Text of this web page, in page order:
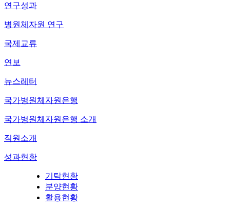
연구성과
병원체자원 연구
국제교류
연보
뉴스레터
국가병원체자원은행
국가병원체자원은행 소개
직원소개
성과현황
기탁현황
분양현황
활용현황